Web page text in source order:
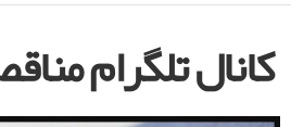
کانال تلگرام